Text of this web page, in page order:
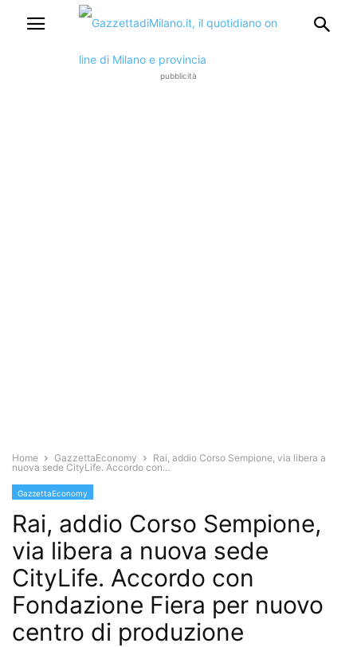
pubblicità
Home GazzettaEconomy
Rai, addio Corso Sempione, via libera a
nuova sede CityLife. Accordo con...
GazzettaEconomy
Rai, addio Corso Sempione,
via libera a nuova sede
CityLife. Accordo con
Fondazione Fiera per nuovo
centro di produzione